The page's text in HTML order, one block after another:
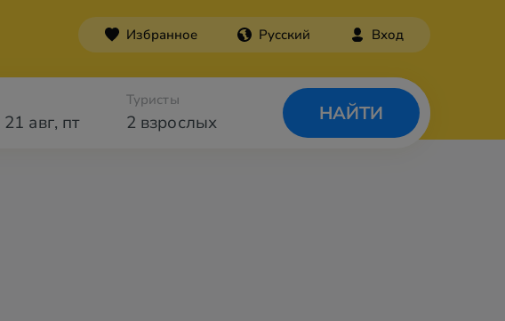
Избранное Русский Вход
21 авг, пт 2 взрослых
Туристы
НАЙТИ